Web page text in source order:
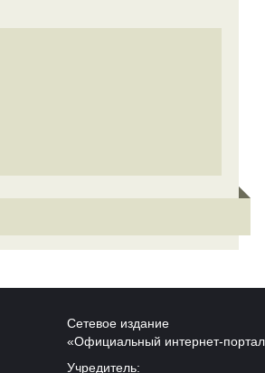
Сетевое издание
«Официальный интернет-
Учредитель: